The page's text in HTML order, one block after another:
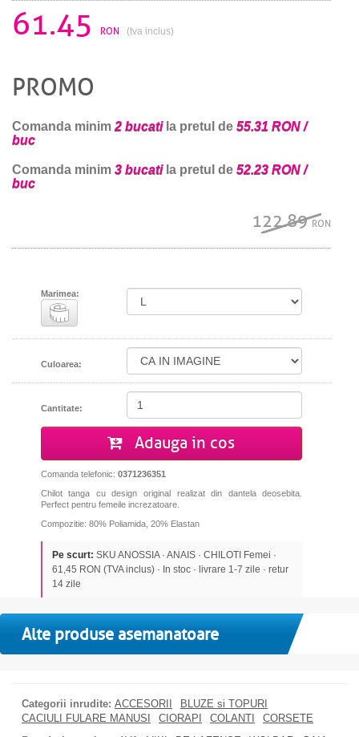
61.45 RON (tva inclus)
PROMO
Comanda minim 2 bucatila pretul de 55.31 RON /
buc
Comanda minim 3 bucatila pretul de 52.23 RON /
buc
122.89RON
Marimea:
Culoarea:
Cantitate:
Adauga in cos
Comanda telefonic: 0371236351
Chilot tanga cu design original realizat din dantela deosebita.
Perfect pentru femeile increzatoare.
Compozitie: 80% Poliamida, 20% Elastan
Pe scurt: SKU ANOSSIA · ANAIS · CHILOTI Femei ·
61,45 RON (TVA inclus) · In stoc · livrare 1-7 zile · retur
14 zile
Alte produse asemanatoare
Categorii inrudite: ACCESORII
BLUZE si TOPURI
CACIULI FULARE MANUSI
CIORAPI COLANTI
CORSETE